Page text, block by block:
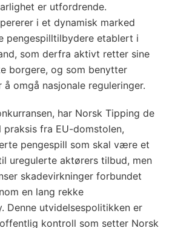
er utfordrende.
i et dynamisk marked
pengespilltilbydere etablert i
som derfra aktivt retter sine
borgere, og som benytter
omgå nasjonale reguleringer.
har Norsk Tipping de
praksis fra EU-domstolen,
pengespill som skal være et
uregulerte aktørers tilbud, men
skadevirkninger forbundet
en lang rekke
Denne utvidelsespolitikken er
kontroll som setter Norsk